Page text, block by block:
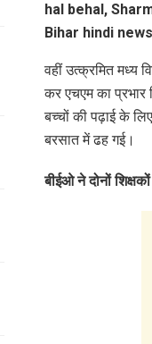
वहीं उत्क्रमित मध्य
कर एचएम का
बच्चों की पढ़ाई के
बरसात में ढह गई।
बीईओ ने दोनों